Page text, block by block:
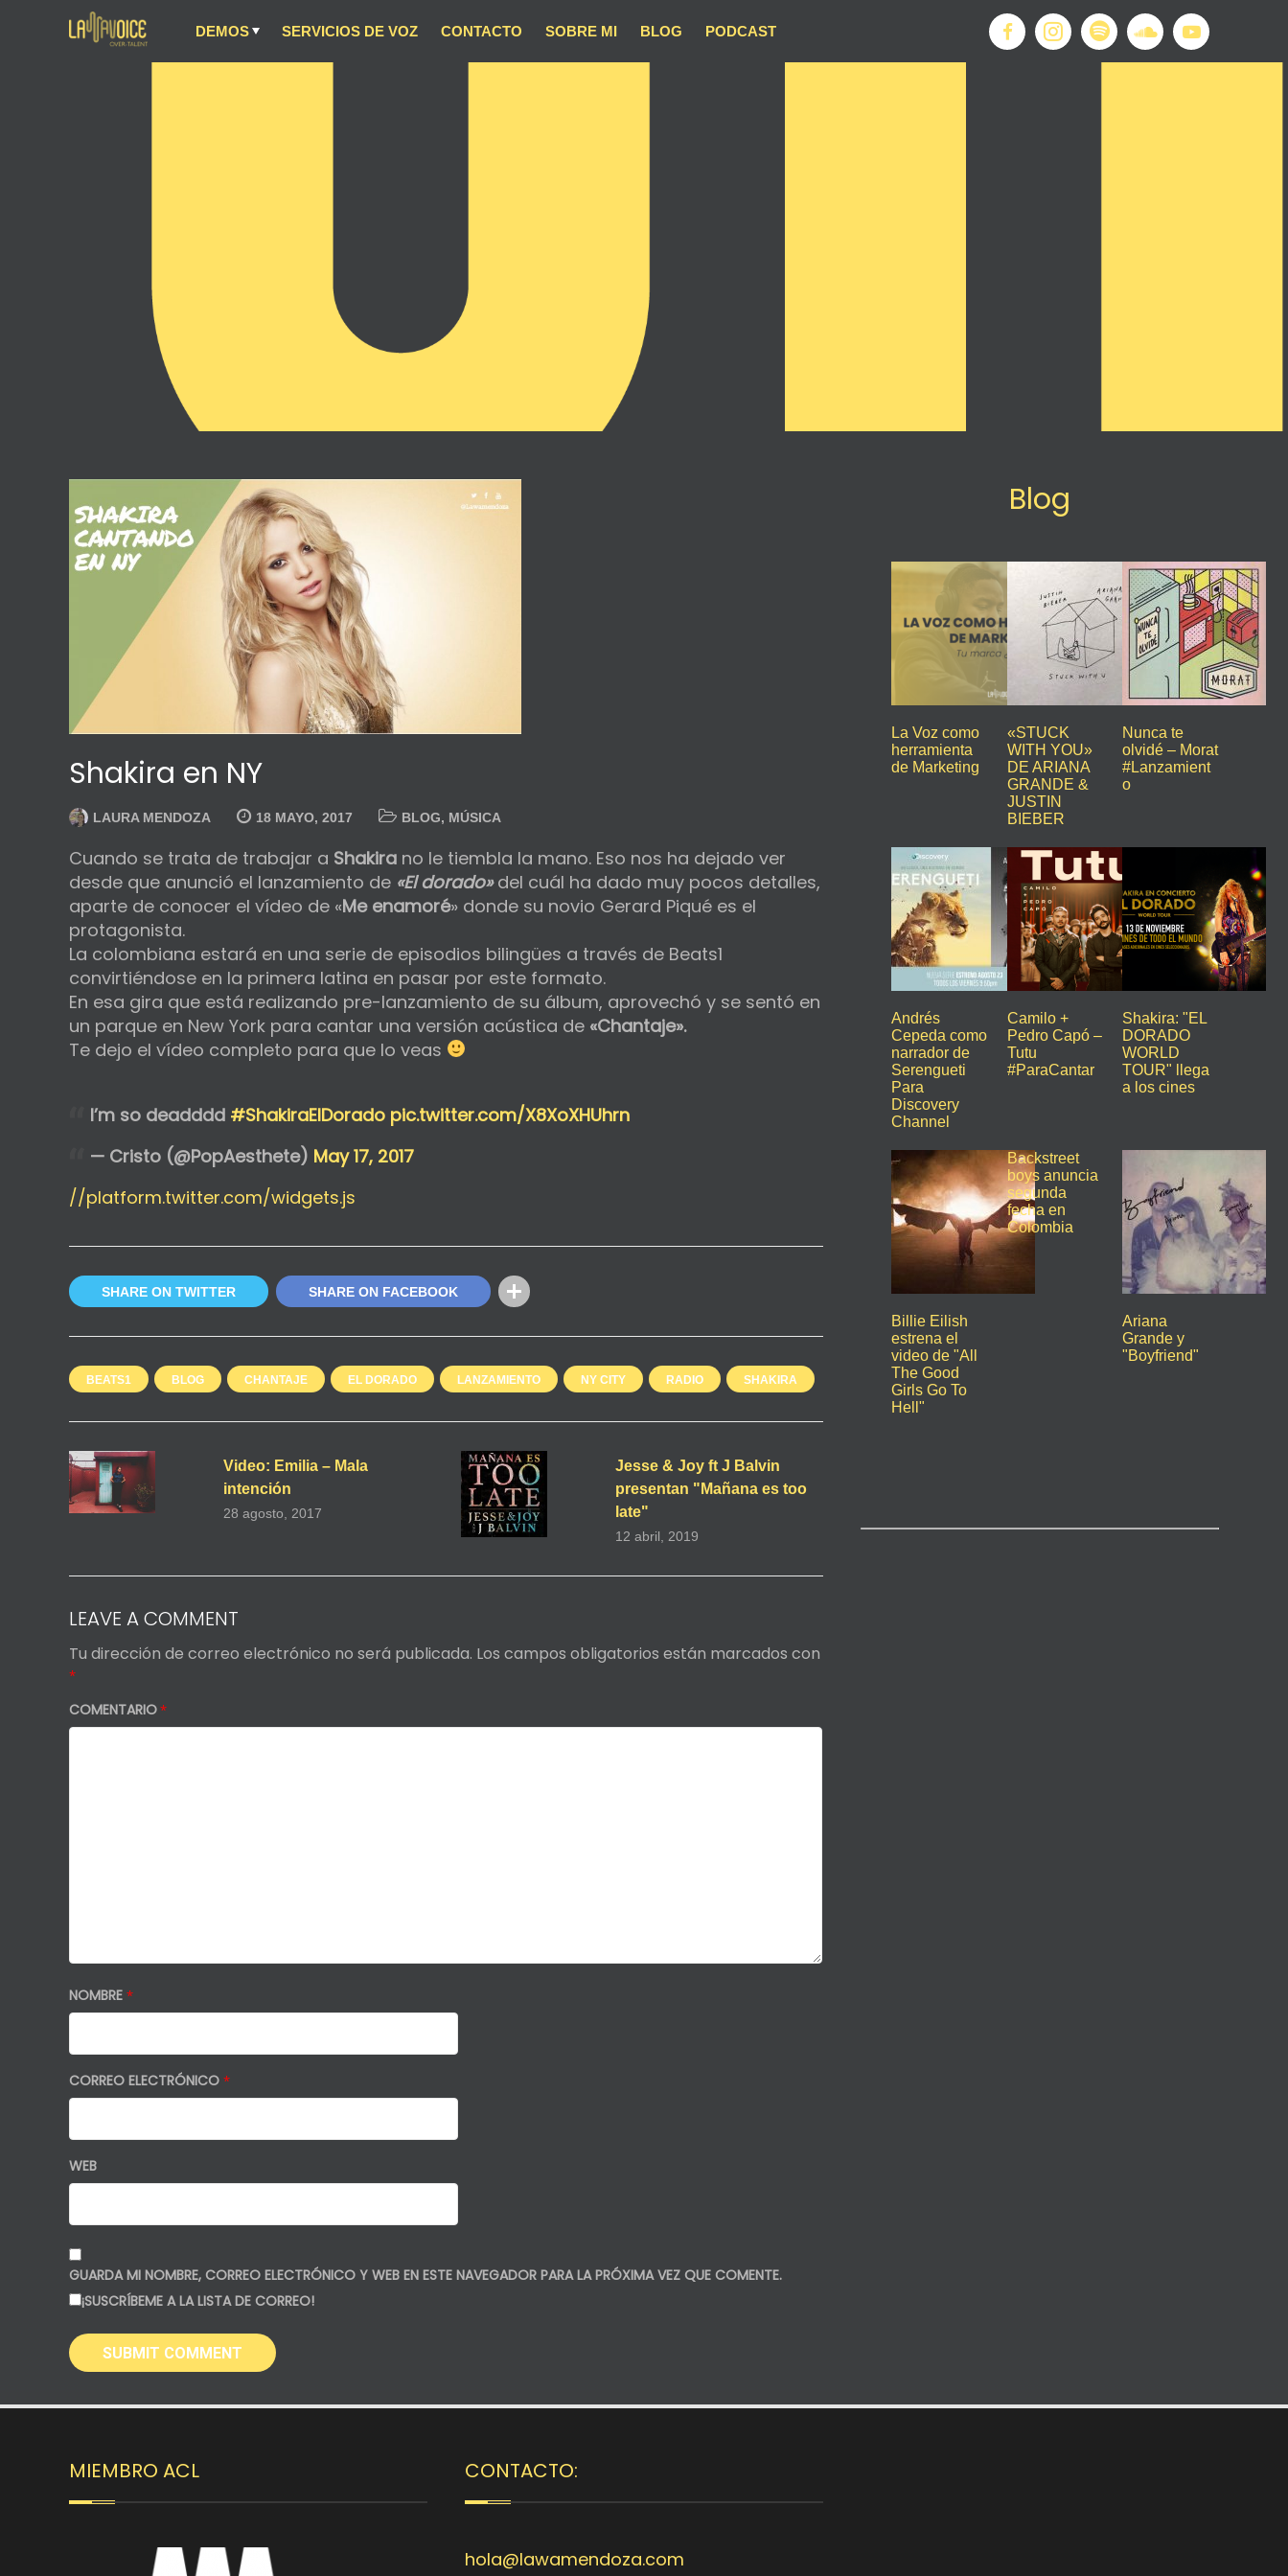
DEMOS SERVICIOS DE VOZ CONTACTO SOBRE MI BLOG PODCAST
Shakira en NY
LAURA MENDOZA 18 MAYO, 2017 BLOG, MÚSICA
Cuando se trata de trabajar a Shakira no le tiembla la mano. Eso nos ha dejado ver
desde que anunció el lanzamiento de «El dorado» del cuál ha dado muy pocos detalles,
aparte de conocer el vídeo de «Me enamoré» donde su novio Gerard Piqué es el
protagonista.
La colombiana estará en una serie de episodios bilingües a través de Beats1
convirtiéndose en la primera latina en pasar por este formato.
En esa gira que está realizando pre-lanzamiento de su álbum, aprovechó y se sentó en
un parque en New York para cantar una versión acústica de «Chantaje».
Te dejo el vídeo completo para que lo veas
I’m so deadddd #ShakiraElDorado pic.twitter.com/X8XoXHUhrn
— Cristo (@PopAesthete) May 17, 2017
//platform.twitter.com/widgets.js
SHARE ON TWITTER SHARE ON FACEBOOK
BEATS1 BLOG CHANTAJE EL DORADO LANZAMIENTO NY CITY RADIO SHAKIRA
Video: Emilia – Mala
intención
28 agosto, 2017
Jesse & Joy ft J Balvin
presentan "Mañana es too
late"
12 abril, 2019
LEAVE A COMMENT
Tu dirección de correo electrónico no será publicada. Los campos obligatorios están marcados con
*
COMENTARIO*
NOMBRE *
CORREO ELECTRÓNICO *
WEB
GUARDA MI NOMBRE, CORREO ELECTRÓNICO Y WEB EN ESTE NAVEGADOR PARA LA PRÓXIMA VEZ QUE COMENTE.
¡SUSCRÍBEME A LA LISTA DE CORREO!
Blog
La Voz como
herramienta
de Marketing
«STUCK
WITH YOU»
DE ARIANA
GRANDE &
JUSTIN
BIEBER
Nunca te
olvidé – Morat
#Lanzamient
o
Andrés
Cepeda como
narrador de
Serengueti
Para
Discovery
Channel
Camilo +
Pedro Capó –
Tutu
#ParaCantar
Shakira: "EL
DORADO
WORLD
TOUR" llega
a los cines
Billie Eilish
estrena el
video de "All
The Good
Girls Go To
Hell"
Backstreet
boys anuncia
segunda
fecha en
Colombia
Ariana
Grande y
"Boyfriend"
MIEMBRO ACL CONTACTO:
hola@lawamendoza.com